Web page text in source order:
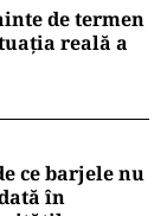
de termen
reală a
ce barjele nu
în